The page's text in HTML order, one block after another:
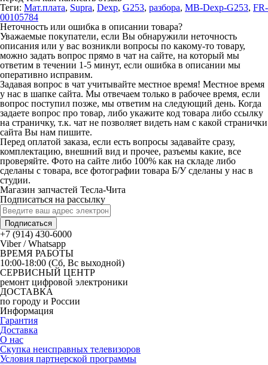
Теги: Мат.плата, Supra, Dexp, G253, разбора, MB-Dexp-G253, FR-
00105784
Неточность или ошибка в описании товара?
Уважаемые покупатели, если Вы обнаружили неточность
описания или у вас возникли вопросы по какому-то товару,
можно задать вопрос прямо в чат на сайте, на который мы
ответим в течении 1-5 минут, если ошибка в описании мы
оперативно исправим.
Задавая вопрос в чат учитывайте местное время! Местное время
у нас в шапке сайта. Мы отвечаем только в рабочее время, если
вопрос поступил позже, мы ответим на следующий день. Когда
задаете вопрос про товар, либо укажите код товара либо ссылку
на страничку, т.к. чат не позволяет видеть нам с какой странички
сайта Вы нам пишите.
Перед оплатой заказа, если есть вопросы задавайте сразу,
комплектацию, внешний вид и прочее, разъемы какие, все
проверяйте. Фото на сайте либо 100% как на складе либо
сделаны с товара, все фотографии товара Б/У сделаны у нас в
студии.
Магазин запчастей Тесла-Чита
Подписаться на рассылку
Подписаться
+7 (914) 430-6000
Viber / Whatsapp
ВРЕМЯ РАБОТЫ
10:00-18:00 (Сб, Вс выходной)
СЕРВИСНЫЙ ЦЕНТР
ремонт цифровой электроники
ДОСТАВКА
по городу и России
Информация
Гарантия
Доставка
О нас
Скупка неисправных телевизоров
Условия партнерской программы